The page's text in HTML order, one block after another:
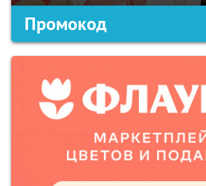
Промокод